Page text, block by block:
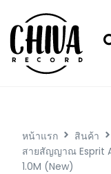
หน้าแรก
สินค้า
สายสัญญาณ Esprit
1.0M (New)